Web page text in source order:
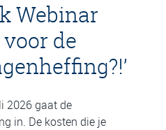
Webinar
voor de
2026 gaat de
in. De kosten die je